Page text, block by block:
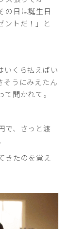
の日は誕生日
ントだ！」と
いくら払えばい
そうにみえたん
聞かれて。
で、さっと渡
きたのを覚え